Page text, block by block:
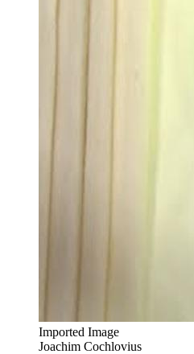
Imported Image
Joachim Cochlovius